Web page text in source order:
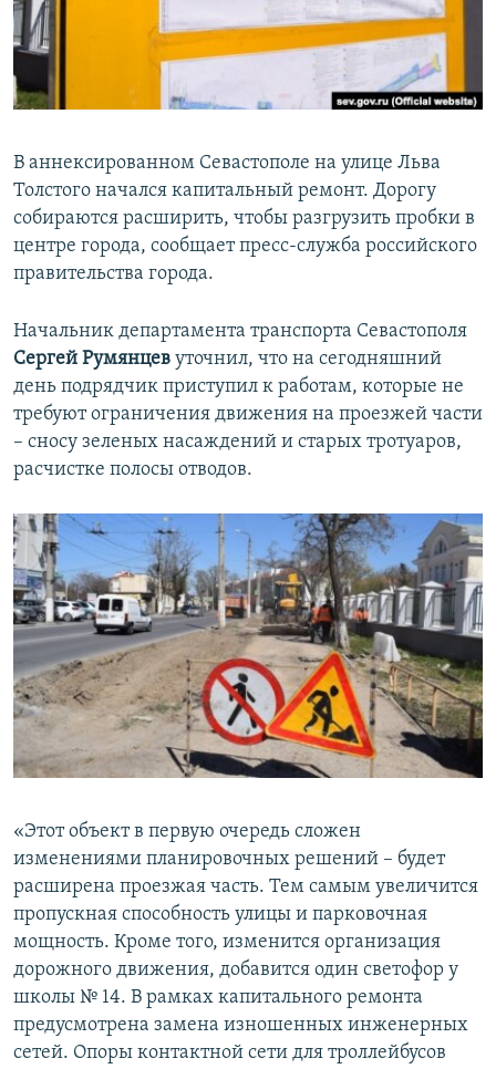
ПОБЕДИТЕЛЕЙ НЕ СУДЯТ?
КРЫМ.НЕПОКОРЕННЫЙ
ELIFBE
ПРИСОЕДИНЯЙТЕСЬ!
Все сайты RFE/RL
В аннексированном Севастополе на улице Льва
Толстого начался капитальный ремонт. Дорогу
собираются расширить, чтобы разгрузить пробки в
центре города, сообщает пресс-служба российского
правительства города.
Начальник департамента транспорта Севастополя
Сергей Румянцев уточнил, что на сегодняшний
день подрядчик приступил к работам, которые не
требуют ограничения движения на проезжей части
– сносу зеленых насаждений и старых тротуаров,
расчистке полосы отводов.
«Этот объект в первую очередь сложен
изменениями планировочных решений – будет
расширена проезжая часть. Тем самым увеличится
пропускная способность улицы и парковочная
мощность. Кроме того, изменится организация
дорожного движения, добавится один светофор у
школы № 14. В рамках капитального ремонта
предусмотрена замена изношенных инженерных
сетей. Опоры контактной сети для троллейбусов